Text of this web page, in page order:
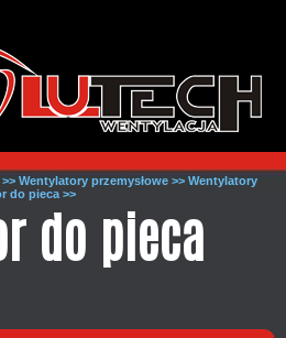
Wentylatory przemysłowe >> Wentylatory
do pieca >>
do pieca